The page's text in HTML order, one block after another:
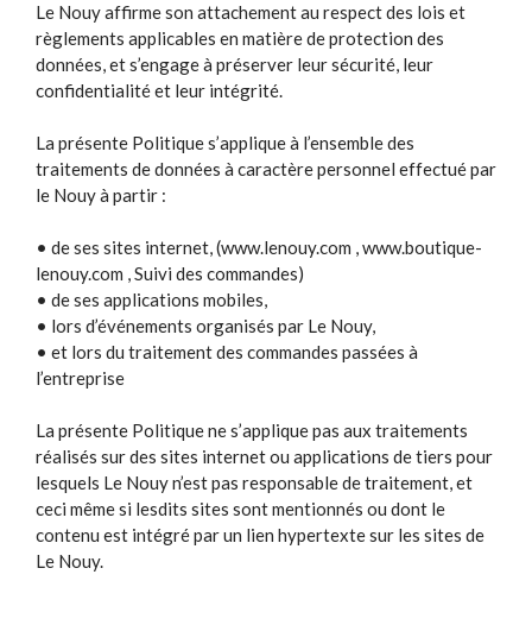
Le Nouy affirme son attachement au respect des lois et
règlements applicables en matière de protection des
données, et s’engage à préserver leur sécurité, leur
confidentialité et leur intégrité.
La présente Politique s’applique à l’ensemble des
traitements de données à caractère personnel effectué par
le Nouy à partir :
• de ses sites internet, (www.lenouy.com , www.boutique-
lenouy.com , Suivi des commandes)
• de ses applications mobiles,
• lors d’événements organisés par Le Nouy,
• et lors du traitement des commandes passées à
l’entreprise
La présente Politique ne s’applique pas aux traitements
réalisés sur des sites internet ou applications de tiers pour
lesquels Le Nouy n’est pas responsable de traitement, et
ceci même si lesdits sites sont mentionnés ou dont le
contenu est intégré par un lien hypertexte sur les sites de
Le Nouy.